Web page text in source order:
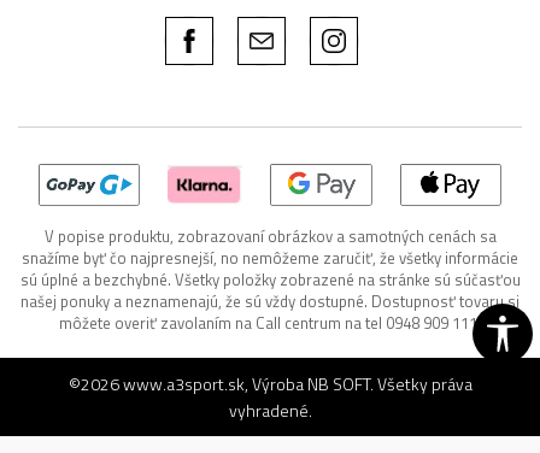
V popise produktu, zobrazovaní obrázkov a samotných cenách sa
snažíme byť čo najpresnejší, no nemôžeme zaručiť, že všetky informácie
sú úplné a bezchybné. Všetky položky zobrazené na stránke sú súčasťou
našej ponuky a neznamenajú, že sú vždy dostupné. Dostupnosť tovaru si
môžete overiť zavolaním na Call centrum na tel 0948 909 111.
©2026www.a3sport.sk, VýrobaNB SOFT. Všetky práva
vyhradené.